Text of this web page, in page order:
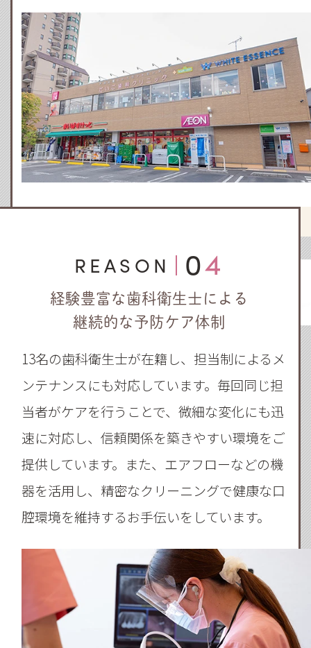
REASON 04
経験豊富な歯科衛生士による
継続的な予防ケア体制
13名の歯科衛生士が在籍し、担当制によるメ
ンテナンスにも対応しています。毎回同じ担
当者がケアを行うことで、微細な変化にも迅
速に対応し、信頼関係を築きやすい環境をご
提供しています。また、エアフローなどの機
器を活用し、精密なクリーニングで健康な口
腔環境を維持するお手伝いをしています。